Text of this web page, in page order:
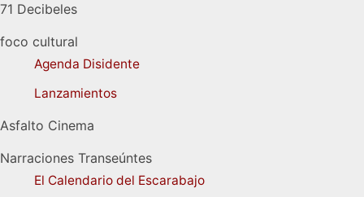
71 Decibeles
foco cultural
Agenda Disidente
Lanzamientos
Asfalto Cinema
Narraciones Transeúntes
El Calendario del Escarabajo